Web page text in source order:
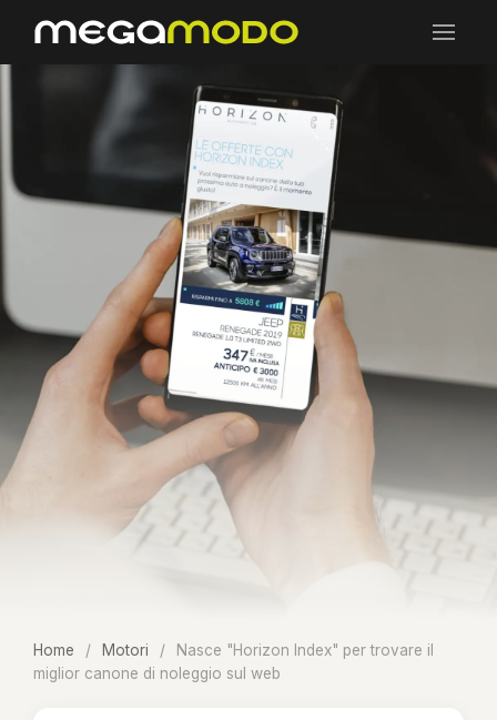
Home / Motori /
Nasce "Horizon Index" per trovare il
miglior canone di noleggio sul web